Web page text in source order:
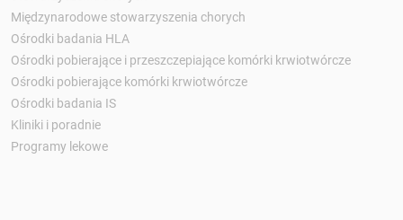
Międzynarodowe stowarzyszenia chorych
Ośrodki badania HLA
Ośrodki pobierające i przeszczepiające komórki krwiotwórcze
Ośrodki pobierające komórki krwiotwórcze
Ośrodki badania IS
Kliniki i poradnie
Programy lekowe